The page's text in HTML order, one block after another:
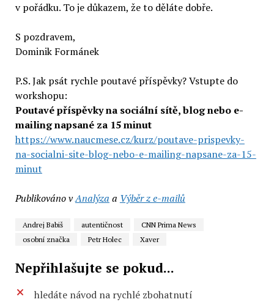
v pořádku. To je důkazem, že to děláte dobře.
S pozdravem,
Dominik Formánek
P.S. Jak psát rychle poutavé příspěvky? Vstupte do
workshopu:
Poutavé příspěvky na sociální sítě, blog nebo e-
mailing napsané za 15 minut
https://www.naucmese.cz/kurz/poutave-prispevky-
na-socialni-site-blog-nebo-e-mailing-napsane-za-15-
minut
Publikováno vAnalýza a Výběr z e-mailů
Andrej Babiš autentičnost
CNN Prima News
osobní značka
Petr Holec Xaver
Nepřihlašujte se pokud...
hledáte návod na rychlé zbohatnutí